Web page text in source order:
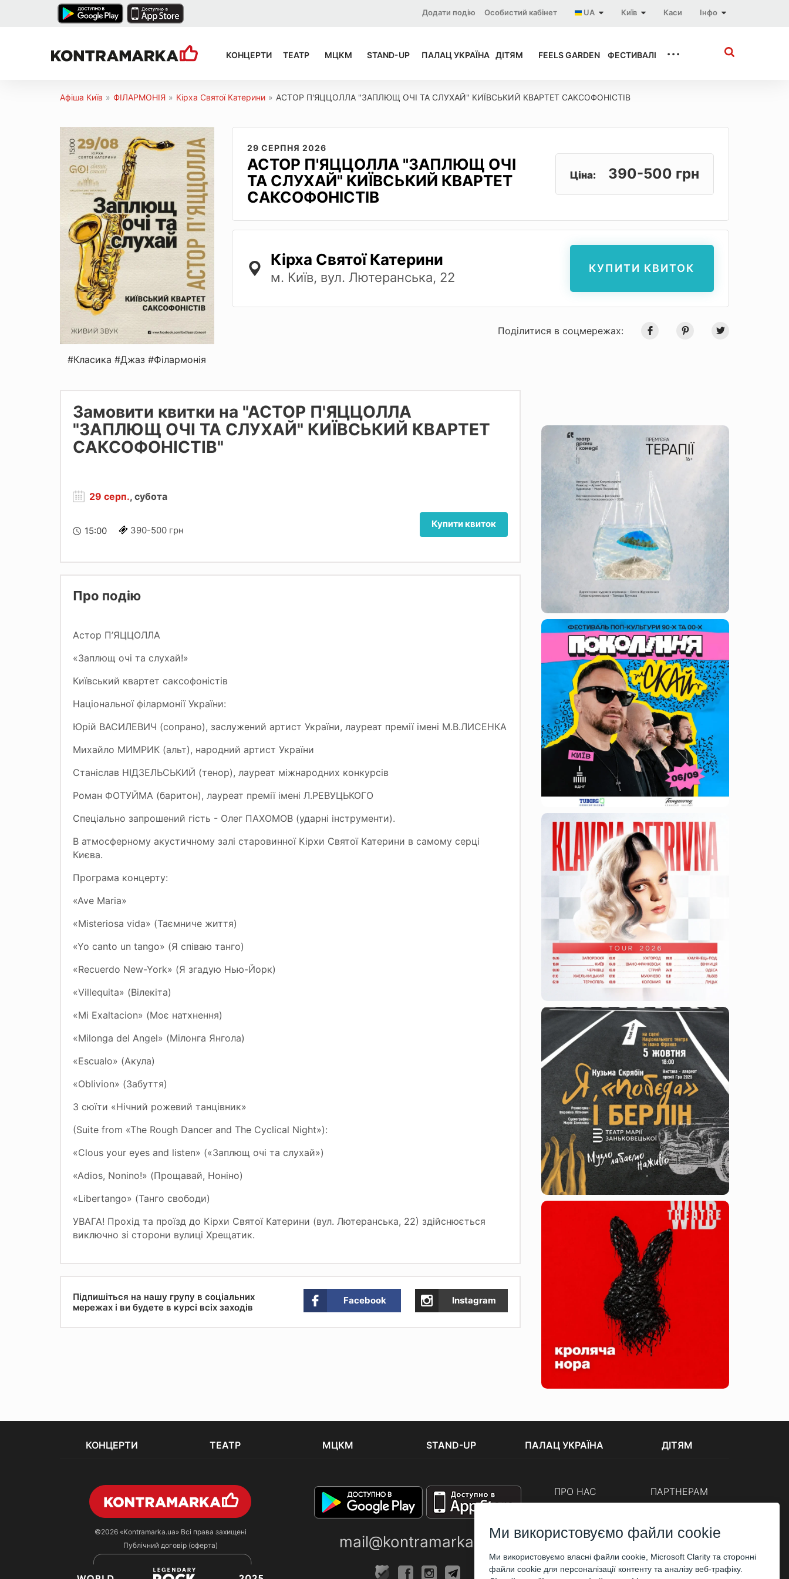
Інфо
Каси
Київ
UA
Особистий кабінет
Додати подію
КОНЦЕРТИ ТЕАТР МЦКМ STAND-UP ПАЛАЦ УКРАЇНА ДІТЯМ FEELS GARDEN ФЕСТИВАЛІ ...
Афіша Київ » ФІЛАРМОНІЯ » Кірха Святої Катерини » АСТОР П'ЯЦЦОЛЛА "ЗАПЛЮЩ ОЧІ ТА СЛУХАЙ" КИЇВСЬКИЙ КВАРТЕТ САКСОФОНІСТІВ
#Класика #Джаз #Філармонія
29 СЕРПНЯ 2026
АСТОР П'ЯЦЦОЛЛА "ЗАПЛЮЩ ОЧІ
ТА СЛУХАЙ" КИЇВСЬКИЙ КВАРТЕТ
САКСОФОНІСТІВ
Ціна: 390-500 грн
Кірха Святої Катерини
м. Київ, вул. Лютеранська, 22
КУПИТИ КВИТОК
Поділитися в соцмережах:
Замовити квитки на "АСТОР П'ЯЦЦОЛЛА
"ЗАПЛЮЩ ОЧІ ТА СЛУХАЙ" КИЇВСЬКИЙ КВАРТЕТ
САКСОФОНІСТІВ"
29 серп., субота
15:00 390-500 грн
Купити квиток
Про подію
Астор П’ЯЦЦОЛЛА
«Заплющ очі та слухай!»
Київський квартет саксофоністів
Національної філармонії України:
Юрій ВАСИЛЕВИЧ (сопрано), заслужений артист України, лауреат премії імені М.В.ЛИСЕНКА
Михайло МИМРИК (альт), народний артист України
Станіслав НІДЗЕЛЬСЬКИЙ (тенор), лауреат міжнародних конкурсів
Роман ФОТУЙМА (баритон), лауреат премії імені Л.РЕВУЦЬКОГО
Спеціально запрошений гість - Олег ПАХОМОВ (ударні інструменти).
В атмосферному акустичному залі старовинної Кірхи Святої Катерини в самому серці
Києва.
Програма концерту:
«Ave Maria»
«Misteriosa vida» (Таємниче життя)
«Yo canto un tango» (Я співаю танго)
«Recuеrdo New-York» (Я згадую Нью-Йорк)
«Villequita» (Вілекіта)
«Mi Exaltacion» (Моє натхнення)
«Milonga del Angel» (Мілонга Янгола)
«Escualo» (Акула)
«Oblivion» (Забуття)
З сюїти «Нічний рожевий танцівник»
(Suite from «The Rough Dancer аnd The Cyclical Night»):
«Clous your eyes and listen» («Заплющ очі та слухай»)
«Adios, Nonino!» (Прощавай, Ноніно)
«Libertango» (Танго свободи)
УВАГА! Прохід та проїзд до Кірхи Святої Катерини (вул. Лютеранська, 22) здійснюється
виключно зі сторони вулиці Хрещатик.
Підпишіться на нашу групу в соціальних
мережах і ви будете в курсі всіх заходів
Facebook Instagram
КОНЦЕРТИ ТЕАТР МЦКМ STAND-UP ПАЛАЦ УКРАЇНА ДІТЯМ
©2026 «Kontramarka.ua»Всі права захищені
Публічний договір (оферта)
mail@kontramarka.ua
ПРО НАС ПАРТНЕРАМ
Корпоративним клієнтам
Ми використовуємо файли cookie
Ми використовуємо власні файли cookie, Microsoft Clarity та сторонні
файли cookie для персоналізації контенту та аналізу веб-трафіку.